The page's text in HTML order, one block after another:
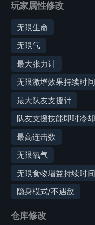
玩家属性修改
无限生命
无限气
最大张力计
无限激增效果持续时间
最大队友支援计
队友支援技能即时冷却
最高连击数
无限氧气
无限食物增益持续时间
隐身模式/不遇敌
仓库修改